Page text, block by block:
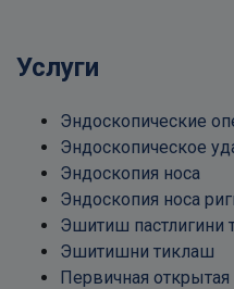
Услуги
Эндоскопические
Эндоскопическое
Эндоскопия носа
Эндоскопия носа
Эшитиш пастлигини
Эшитишни тиклаш
Первичная